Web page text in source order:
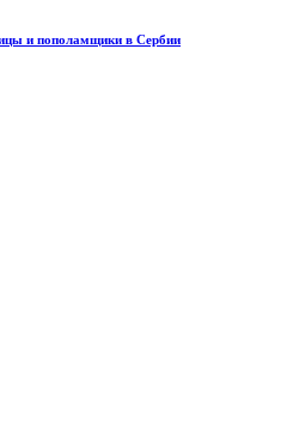
и пополамщики в Сербии